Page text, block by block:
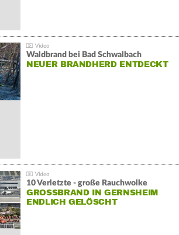
Waldbrand bei Bad Schwalbach
NEUER BRANDHERD ENTDECKT
10 Verletzte - große Rauchwolke
GROSSBRAND IN GERNSHEIM E
NDLICH GELÖSCHT